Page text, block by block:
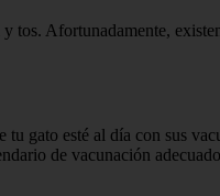
tos. Afortunadamente,
gato esté al día con sus
de vacunación